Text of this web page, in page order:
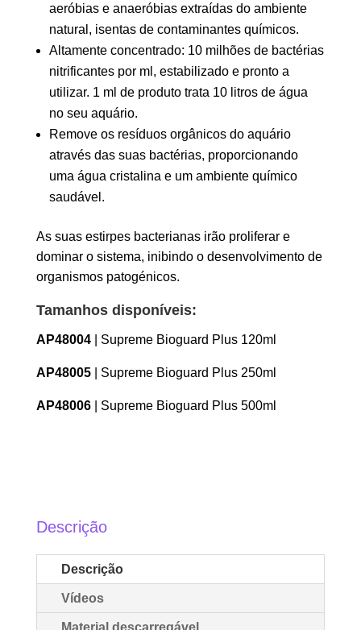
aeróbias e anaeróbias extraídas do ambiente
natural, isentas de contaminantes químicos.
Altamente concentrado: 10 milhões de bactérias
nitrificantes por ml, estabilizado e pronto a
utilizar. 1 ml de produto trata 10 litros de água
no seu aquário.
Remove os resíduos orgânicos do aquário
através das suas bactérias, proporcionando
uma água cristalina e um ambiente químico
saudável.
As suas estirpes bacterianas irão proliferar e
dominar o sistema, inibindo o desenvolvimento de
organismos patogénicos.
Tamanhos disponíveis:
AP48004| Supreme Bioguard Plus 120ml
AP48005| Supreme Bioguard Plus 250ml
AP48006| Supreme Bioguard Plus 500ml
Descrição
Descrição
Vídeos
Material descarregável